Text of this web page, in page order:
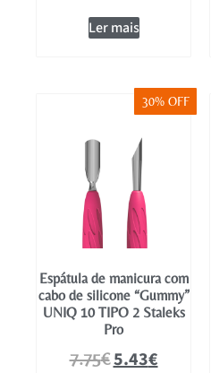
Ler mais
30% OFF
Espátula de manicura com
cabo de silicone “Gummy”
UNIQ 10 TIPO 2 Staleks
Pro
7.75€5.43€